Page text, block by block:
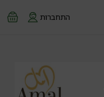
התחברות